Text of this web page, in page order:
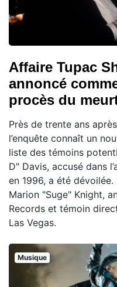
Affaire Tupac
annoncé
procès du
Près de trente ans
l’enquête connaît un
liste des témoins
D" Davis, accusé dans
en 1996, a été
Marion "Suge" Knight,
Records et témoin
Las Vegas.
Musique